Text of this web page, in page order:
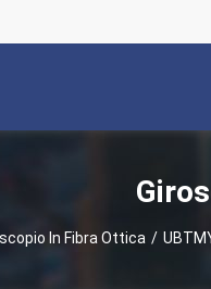
In Fibra Ottica /